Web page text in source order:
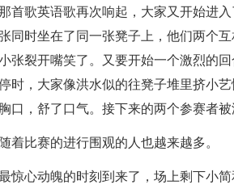
首歌英语歌再次响起，大家又开始进
同时坐在了同一张凳子上，他们两个
张裂开嘴笑了。又要开始一个激烈的
时，大家像洪水似的往凳子堆里挤小
口，舒了口气。接下来的两个参赛者被
随着比赛的进行围观的人也越来越多。
惊心动魄的时刻到来了，场上剩下小